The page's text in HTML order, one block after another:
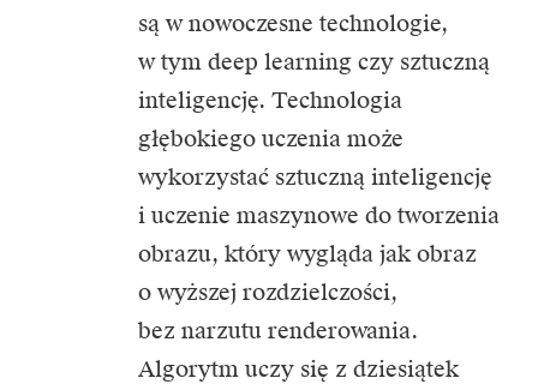
są w nowoczesne technologie,
w tym deep learning czy sztuczną
inteligencję. Technologia
głębokiego uczenia może
wykorzystać sztuczną inteligencję
i uczenie maszynowe do tworzenia
obrazu, który wygląda jak obraz
o wyższej rozdzielczości,
bez narzutu renderowania.
Algorytm uczy się z dziesiątek